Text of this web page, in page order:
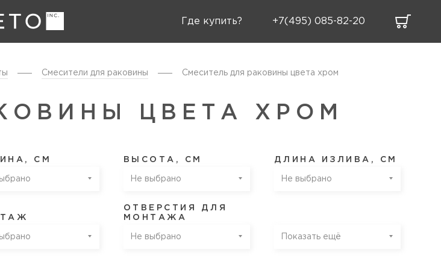
Где купить? +7(495) 085-82-20
Смесители для раковины Смеситель для раковины цвета хром
ЦВЕТА ХРОМ
СМ ВЫСОТА, СМ
Не выбрано
ДЛИНА ИЗЛИВА, СМ
Не выбрано
ОТВЕРСТИЯ ДЛЯ
МОНТАЖА
Не выбрано Показать ещё